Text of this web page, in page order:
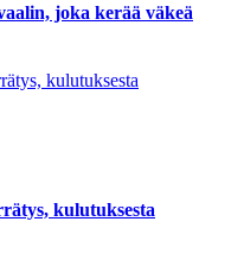
joka kerää väkeä
kulutuksesta